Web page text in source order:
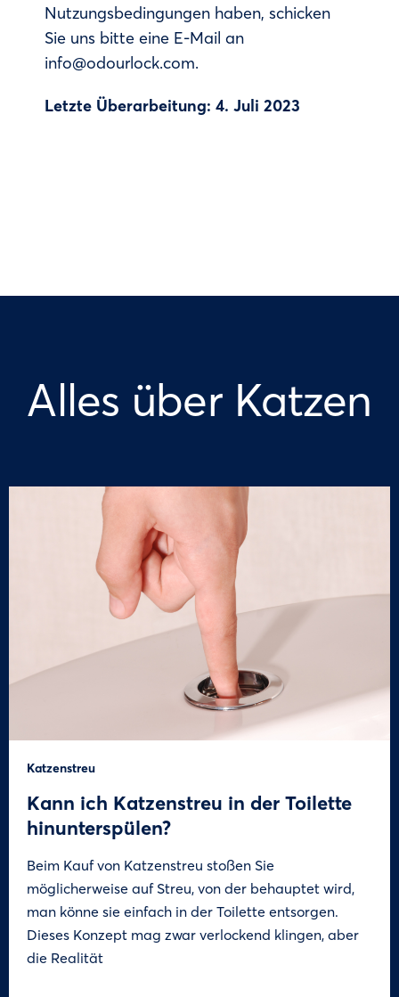
Nutzungsbedingungen haben, schicken
Sie uns bitte eine E-Mail an
info@odourlock.com.
Letzte Überarbeitung: 4. Juli 2023
Alles über Katzen
Katzenstreu
Kann ich Katzenstreu in der Toilette
hinunterspülen?
Beim Kauf von Katzenstreu stoßen Sie
möglicherweise auf Streu, von der behauptet wird,
man könne sie einfach in der Toilette entsorgen.
Dieses Konzept mag zwar verlockend klingen, aber
die Realität